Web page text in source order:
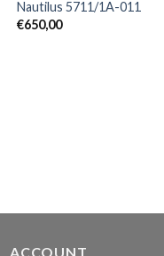
Nautilus 5711/1A-011
€650,00
ACCOUNT